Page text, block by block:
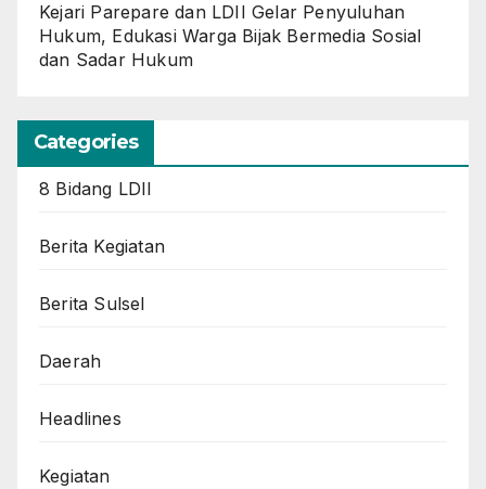
Kejari Parepare dan LDII Gelar Penyuluhan
Hukum, Edukasi Warga Bijak Bermedia Sosial
dan Sadar Hukum
Categories
8 Bidang LDII
Berita Kegiatan
Berita Sulsel
Daerah
Headlines
Kegiatan